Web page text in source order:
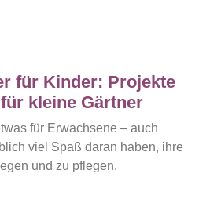
für Kinder: Projekte
kleine Gärtner
für Erwachsene – auch
viel Spaß daran haben, ihre
und zu pflegen.